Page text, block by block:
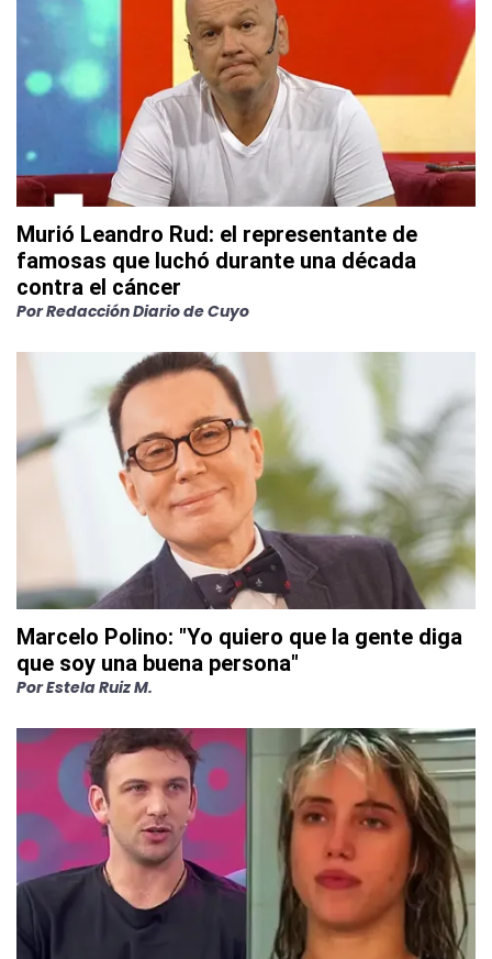
Murió Leandro Rud: el representante de
famosas que luchó durante una década
contra el cáncer
PorRedacción Diario de Cuyo
Marcelo Polino: "Yo quiero que la gente diga
que soy una buena persona"
PorEstela Ruiz M.